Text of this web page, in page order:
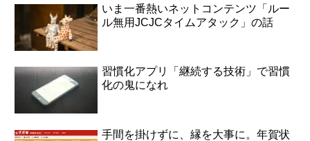
いま一番熱いネットコンテンツ「ルー
ル無用JCJCタイムアタック」の話
習慣化アプリ「継続する技術」で習慣
化の鬼になれ
手間を掛けずに、縁を大事に。年賀状